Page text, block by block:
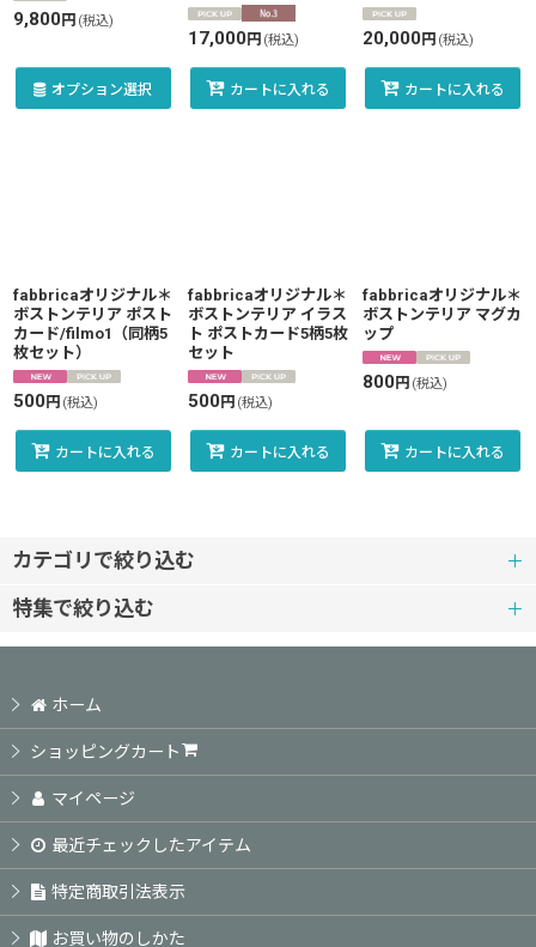
9,800円 (税込)
オプション選択
17,000円 (税込)
カートに入れる
20,000円 (税込)
カートに入れる
fabbricaオリジナル＊
ボストンテリア ポスト
カード/filmo1（同柄5
枚セット）
500円 (税込)
カートに入れる
fabbricaオリジナル＊
ボストンテリア イラス
ト ポストカード5柄5枚
セット
500円 (税込)
カートに入れる
fabbricaオリジナル＊
ボストンテリア マグカ
ップ
800円 (税込)
カートに入れる
カテゴリで絞り込む
犬猫ぬいぐるみ
ウェイトドール（赤ちゃんと同じ重さに作るぬいぐるみ）
ペットオーナーグッズ
カード&ポスター
キーホルダー／ストラップ
特集で絞り込む
フレンチブルドッグ
そのほかの犬モチーフ
ネコ
犬と暮らす
ホーム
ショッピングカート
マイページ
最近チェックしたアイテム
特定商取引法表示
お買い物のしかた